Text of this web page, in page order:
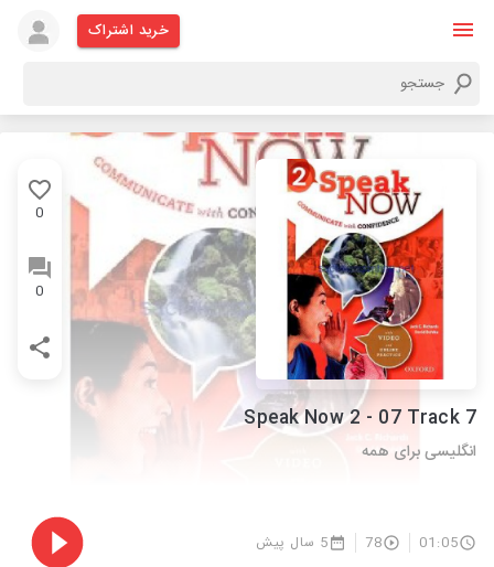
خرید اشتراک
0
0
Speak Now 2 - 07 Track 7
انگلیسی برای همه
01:05
78 5 سال پیش